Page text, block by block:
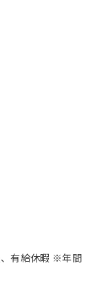
有給休暇 ※年間